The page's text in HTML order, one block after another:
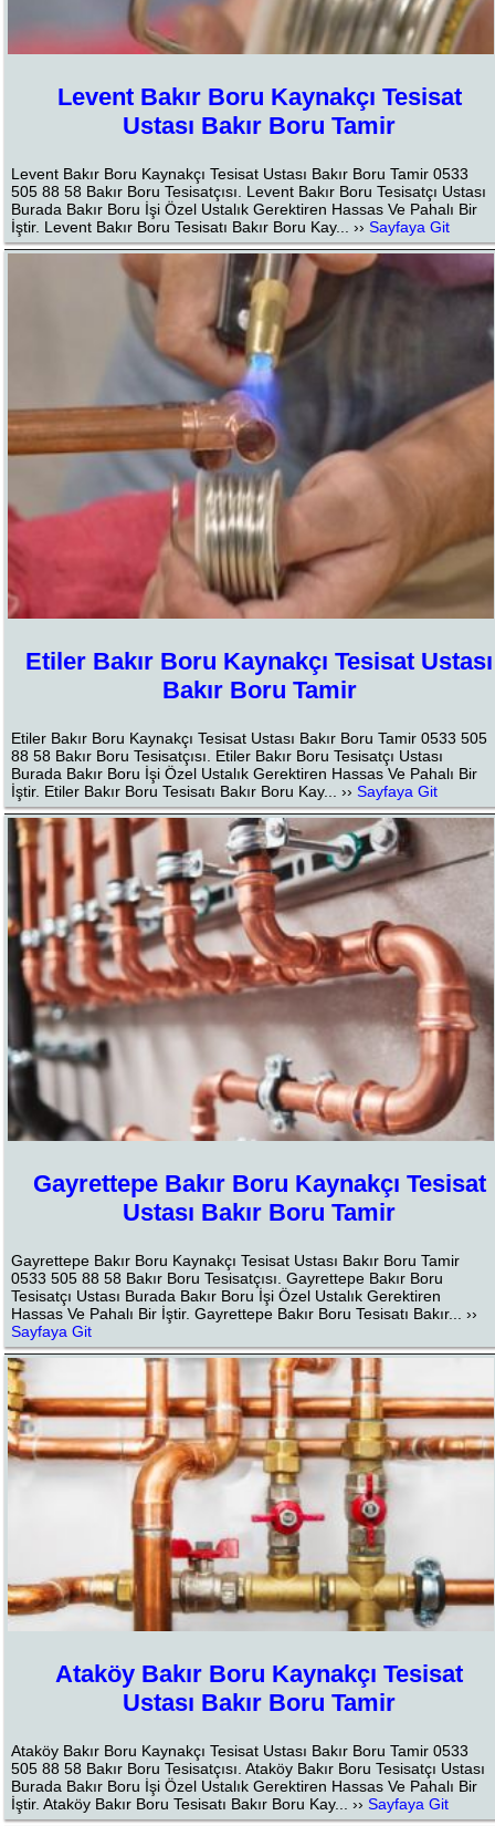
Levent Bakır Boru Kaynakçı Tesisat
Ustası Bakır Boru Tamir
Levent Bakır Boru Kaynakçı Tesisat Ustası Bakır Boru Tamir 0533
505 88 58 Bakır Boru Tesisatçısı. Levent Bakır Boru Tesisatçı Ustası
Burada Bakır Boru İşi Özel Ustalık Gerektiren Hassas Ve Pahalı Bir
İştir. Levent Bakır Boru Tesisatı Bakır Boru Kay... ››Sayfaya Git
Etiler Bakır Boru Kaynakçı Tesisat Ustası
Bakır Boru Tamir
Etiler Bakır Boru Kaynakçı Tesisat Ustası Bakır Boru Tamir 0533 505
88 58 Bakır Boru Tesisatçısı. Etiler Bakır Boru Tesisatçı Ustası
Burada Bakır Boru İşi Özel Ustalık Gerektiren Hassas Ve Pahalı Bir
İştir. Etiler Bakır Boru Tesisatı Bakır Boru Kay... ››Sayfaya Git
Gayrettepe Bakır Boru Kaynakçı Tesisat
Ustası Bakır Boru Tamir
Gayrettepe Bakır Boru Kaynakçı Tesisat Ustası Bakır Boru Tamir
0533 505 88 58 Bakır Boru Tesisatçısı. Gayrettepe Bakır Boru
Tesisatçı Ustası Burada Bakır Boru İşi Özel Ustalık Gerektiren
Hassas Ve Pahalı Bir İştir. Gayrettepe Bakır Boru Tesisatı Bakır... ››
Sayfaya Git
Ataköy Bakır Boru Kaynakçı Tesisat
Ustası Bakır Boru Tamir
Ataköy Bakır Boru Kaynakçı Tesisat Ustası Bakır Boru Tamir 0533
505 88 58 Bakır Boru Tesisatçısı. Ataköy Bakır Boru Tesisatçı Ustası
Burada Bakır Boru İşi Özel Ustalık Gerektiren Hassas Ve Pahalı Bir
İştir. Ataköy Bakır Boru Tesisatı Bakır Boru Kay... ››Sayfaya Git